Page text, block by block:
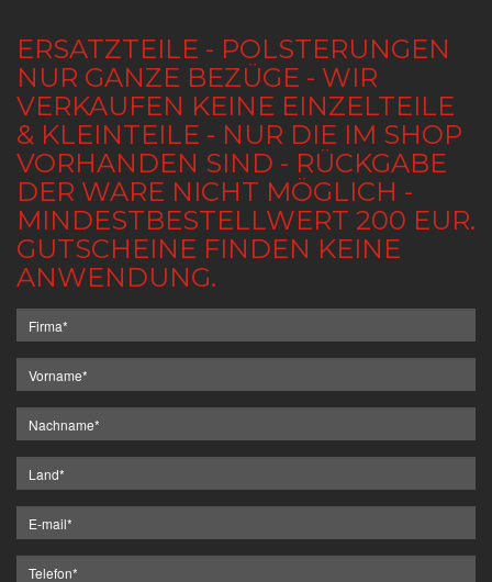
ERSATZTEILE - POLSTERUNGEN
NUR GANZE BEZÜGE - WIR
VERKAUFEN KEINE EINZELTEILE
& KLEINTEILE - NUR DIE IM SHOP
VORHANDEN SIND - RÜCKGABE
DER WARE NICHT MÖGLICH -
MINDESTBESTELLWERT 200 EUR.
GUTSCHEINE FINDEN KEINE
ANWENDUNG.